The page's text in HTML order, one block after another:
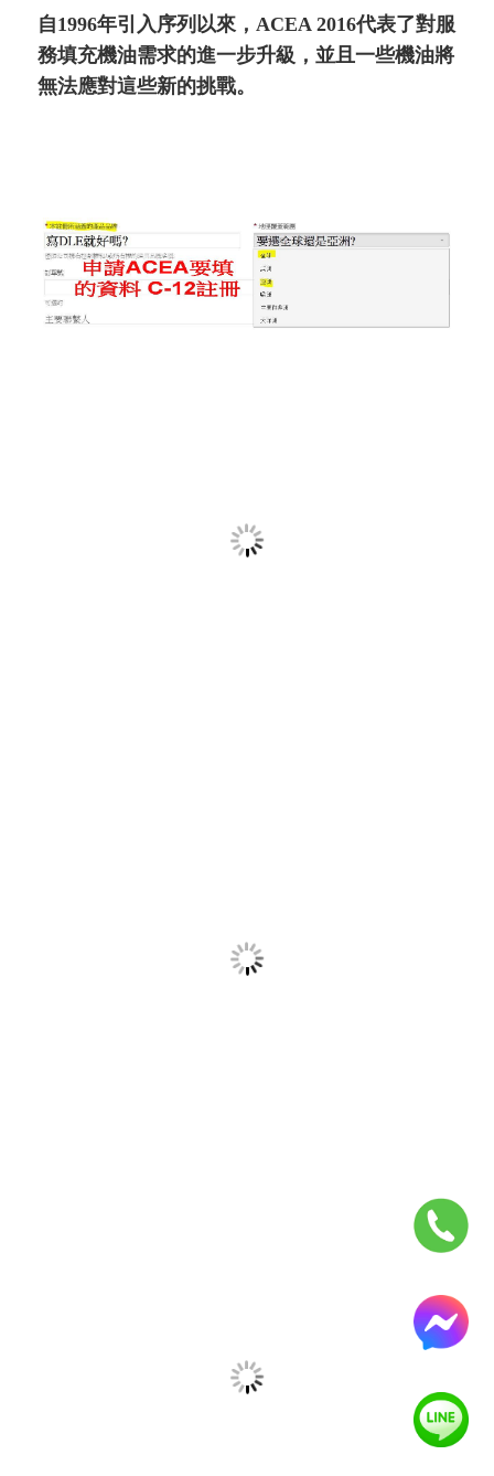
自1996年引入序列以來，ACEA 2016代表了對服
務填充機油需求的進一步升級，並且一些機油將
無法應對這些新的挑戰。